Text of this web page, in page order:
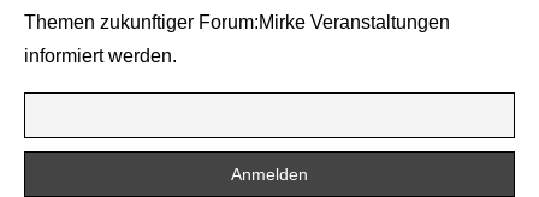
Themen zukunftiger Forum:Mirke Veranstaltungen
informiert werden.